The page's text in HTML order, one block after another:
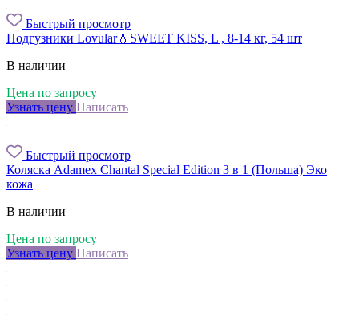
Быстрый просмотр
Подгузники Lovular💧SWEET KISS, L , 8-14 кг, 54 шт
В наличии
Цена по запросу
Узнать цену Написать
Быстрый просмотр
Коляска Adamex Chantal Special Edition 3 в 1 (Польша) Эко
кожа
В наличии
Цена по запросу
Узнать цену Написать